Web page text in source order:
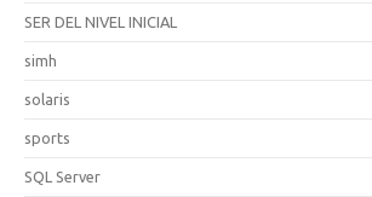
SER DEL NIVEL INICIAL
simh
solaris
sports
SQL Server